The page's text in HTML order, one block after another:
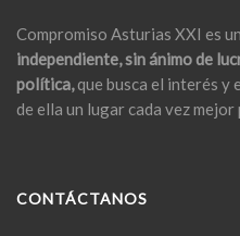
Compromiso Asturias XXI es
independiente, sin ánimo de
política,que busca el interés y
de ella un lugar cada vez
CONTÁCTANOS